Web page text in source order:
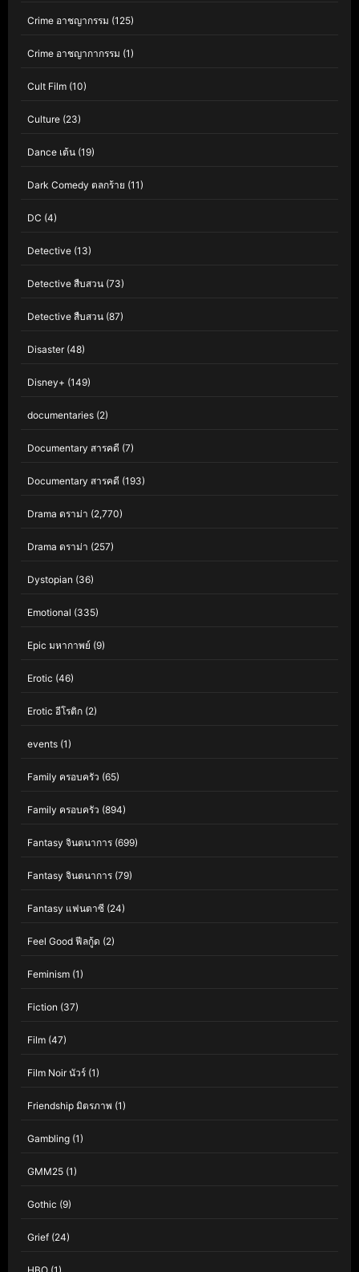
Crime อาชญากรรม (125)
Crime อาชญากากรรม (1)
Cult Film (10)
Culture (23)
Dance เต้น (19)
Dark Comedy ตลกร้าย (11)
DC (4)
Detective (13)
Detective สืบสวน (73)
Detective สืบสวน (87)
Disaster(48)
Disney+ (149)
documentaries (2)
Documentary สารคดี (7)
Documentary สารคดี (193)
Drama ดราม่า (2,770)
Drama ดราม่า (257)
Dystopian (36)
Emotional (335)
Epic มหากาพย์ (9)
Erotic (46)
Erotic อีโรติก (2)
events (1)
Family ครอบครัว (65)
Family ครอบครัว (894)
Fantasy จินตนาการ (699)
Fantasy จินตนาการ (79)
Fantasy แฟนตาซี (24)
Feel Good ฟีลกู้ด (2)
Feminism (1)
Fiction (37)
Film (47)
Film Noir นัวร์ (1)
Friendship มิตรภาพ (1)
Gambling (1)
GMM25 (1)
Gothic (9)
Grief (24)